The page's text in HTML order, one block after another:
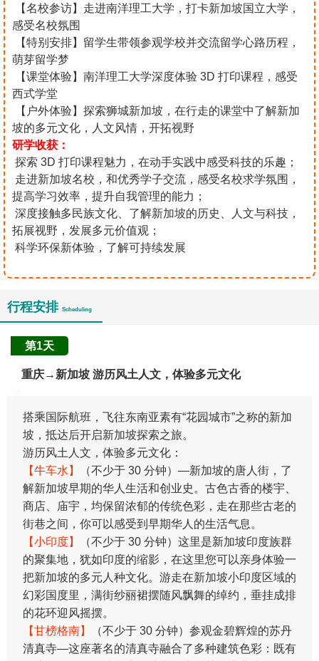
【名校参访】走进南洋理工大学，打卡新加坡国立大学，
感受名校氛围
【特别安排】留学生带领参观学校并交流留学心路历程，
萌芽留学梦
【课堂体验】南洋理工大学深度体验 3D 打印课程，感受
西式学堂
【户外体验】探索狮城新加坡，在行走的课堂中了解新加
坡的多元文化，人文风情，开拓视野
研学收获：
探索 3D 打印课程魅力，在动手实践中感受科技的乐趣；
走进新加坡名校，和优秀学子交流，感受名校求学氛围，
提高学习效率，提升自我管理的能力；
深度接触多民族文化、了解新加坡的历史、人文与科技，
拓展视野，发展多元价值观；
科学环保新体验，了解可持续发展
行程安排 Scheduling
第1天
重庆→新加坡 游历风土人文，体验多元文化
​搭乘国际航班，飞往东南亚素有“花园城市”之称的新加
坡，抵达后开启新加坡探索之旅。
游历风土人文，体验多元文化：
【牛车水】
（不少于 30 分钟）—新加坡的唐人街，了
解新加坡早期的华人生活和创业史。古色古香的楼宇、
商店、庙宇，均保留浓郁的传统色彩，走在那些古老的
街巷之间，你可以感受到早期华人的生活气息。
【小印度】
（不少于 30 分钟）这里是新加坡印度族群
的聚集地，犹如印度的缩影，在这里您可以亲身体验一
把新加坡的多元人种文化。游走在新加坡小印度区域的
幻彩国度里，满街纱丽裙摆随风飘舞的绰约，垂挂成排
的花环迎风摇摆。
【甘榜格南】
（不少于 30 分钟）参观金碧辉煌的苏丹
清真寺―这座著名的清真寺融合了多种建筑色彩：既有